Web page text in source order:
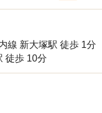
線 新大塚駅 徒歩 1分
徒歩 10分